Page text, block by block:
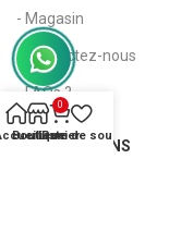
- Magasin
- Contactez-nous
- FAQs ?
INFORMATIONS
Boutique
0
Panier
Liste de souhaits